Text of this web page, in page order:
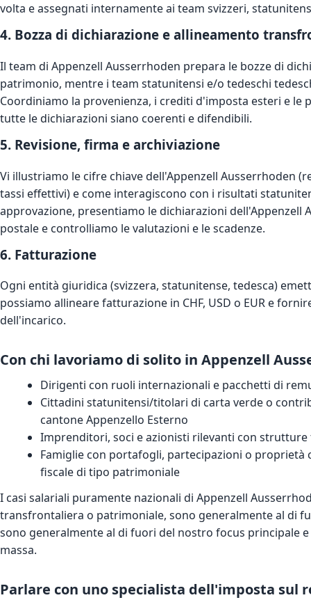
volta e assegnati internamente ai team svizzeri,
4. Bozza di dichiarazione e allineamento
Il team di Appenzell Ausserrhoden prepara le bozze di
patrimonio, mentre i team statunitensi e/o tedeschi
Coordiniamo la provenienza, i crediti d'imposta esteri e le
tutte le dichiarazioni siano coerenti e difendibili.
5. Revisione, firma e archiviazione
Vi illustriamo le cifre chiave dell'Appenzell Ausserrhoden
tassi effettivi) e come interagiscono con i risultati
approvazione, presentiamo le dichiarazioni dell'Appenzell
postale e controlliamo le valutazioni e le scadenze.
6. Fatturazione
Ogni entità giuridica (svizzera, statunitense, tedesca)
possiamo allineare fatturazione in CHF, USD o EUR e
dell'incarico.
Con chi lavoriamo di solito in Appenzell
Dirigenti con ruoli internazionali e pacchetti di
Cittadini statunitensi/titolari di carta verde o
cantone Appenzello Esterno
Imprenditori, soci e azionisti rilevanti con
Famiglie con portafogli, partecipazioni o proprietà
fiscale di tipo patrimoniale
I casi salariali puramente nazionali di Appenzell
transfrontaliera o patrimoniale, sono generalmente al di
sono generalmente al di fuori del nostro focus principale
massa.
Parlare con uno specialista dell'imposta sul